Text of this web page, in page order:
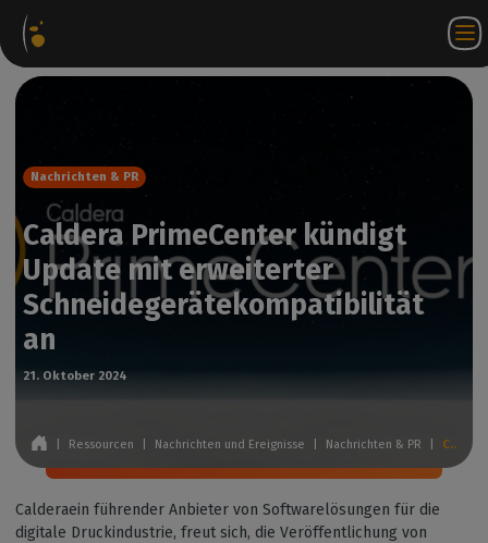
DE
Nachrichten & PR
Caldera PrimeCenter kündigt
Update mit erweiterter
Schneidegerätekompatibilität
an
21. Oktober 2024
Ressourcen Nachrichten und Ereignisse Nachrichten & PR Caldera PrimeCenter kündigt Update mit erweiterter Schneidegerätekompatibilität an
Calderaein führender Anbieter von Softwarelösungen für die
digitale Druckindustrie, freut sich, die Veröffentlichung von